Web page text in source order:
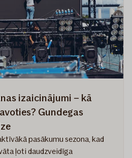
izaicinājumi – kā
Gundegas
pasākumu sezona, kad
ļoti daudzveidīga